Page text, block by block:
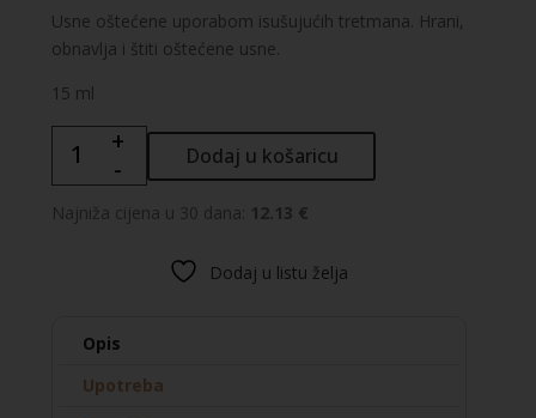
Usne oštećene uporabom isušujućih tretmana. Hrani,
obnavlja i štiti oštećene usne.
15 ml
Keracnyl
REPAIR
za
+
-
Dodaj u košaricu
Najniža cijena u 30 dana: 12.13 €
Dodaj u listu želja
Opis
Upotreba